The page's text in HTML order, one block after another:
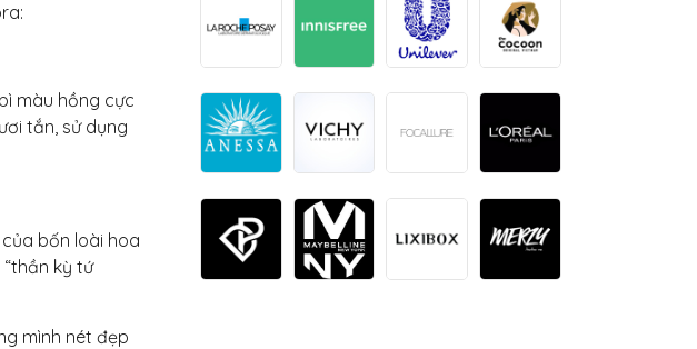
màu hồng cực
tắn, sử dụng
bốn loài hoa
kỳ tứ
mình nét đẹp